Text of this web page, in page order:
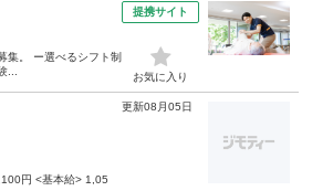
集。 ー選べるシフト制
...
提携サイト
お気に入り
円 <基本給> 1,05
更新08月05日